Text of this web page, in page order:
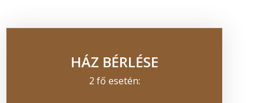
HÁZ BÉRLÉSE
2 fő esetén: